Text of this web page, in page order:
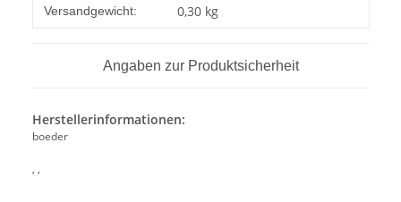
Produkteigenschaft
Wert
Versandgewicht: 0,30 kg
Angaben zur Produktsicherheit
Herstellerinformationen:
boeder
, ,